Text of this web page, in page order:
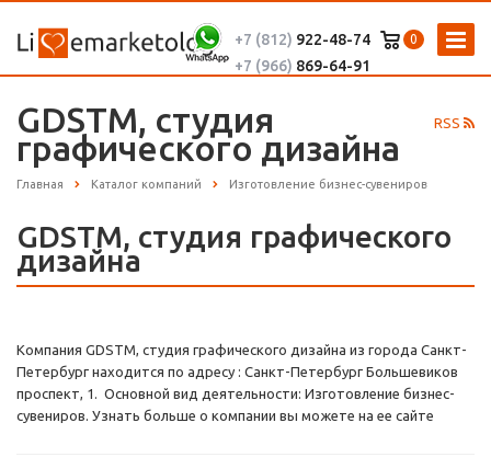
0
+7 (812) 922-48-74
+7 (966) 869-64-91
RSS
GDSTM, студия
графического дизайна
Главная Каталог компаний Изготовление бизнес-сувениров
GDSTM, студия графического
дизайна
Компания GDSTM, студия графического дизайна из города Санкт-
Петербург находится по адресу : Санкт-Петербург Большевиков
проспект, 1. Основной вид деятельности: Изготовление бизнес-
сувениров. Узнать больше о компании вы можете на ее сайте